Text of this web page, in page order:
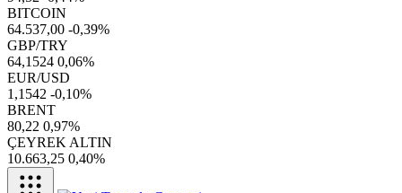
BITCOIN
64.537,00 -0,39%
GBP/TRY
64,1524 0,06%
EUR/USD
1,1542 -0,10%
BRENT
80,22 0,97%
ÇEYREK ALTIN
10.663,25 0,40%